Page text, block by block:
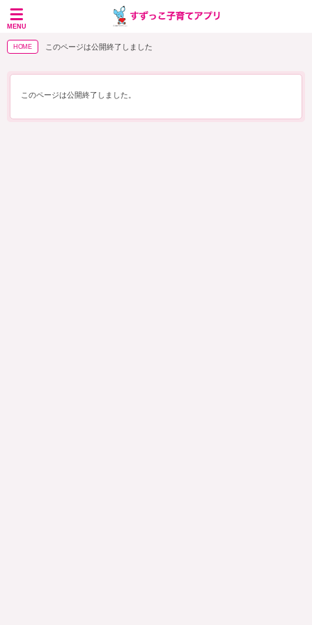
MENU
HOME このページは公開終了しました
このページは公開終了しました。